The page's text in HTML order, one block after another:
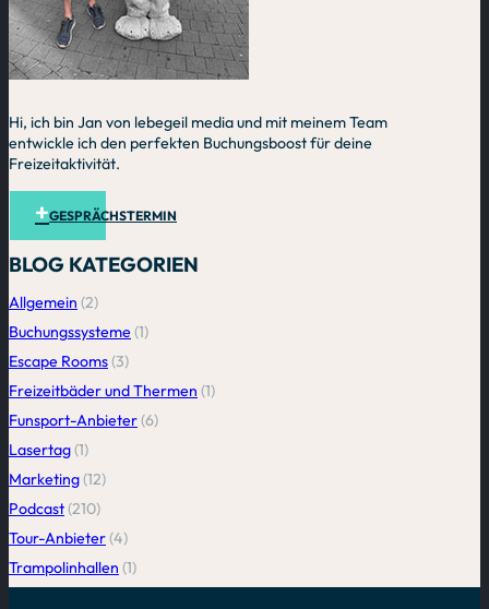
Hi, ich bin Jan von lebegeil media und mit meinem Team
entwickle ich den perfekten Buchungsboost für deine
Freizeitaktivität.
GESPRÄCHSTERMIN
BLOG KATEGORIEN
Allgemein (2)
Buchungssysteme(1)
Escape Rooms(3)
Freizeitbäder und Thermen (1)
Funsport-Anbieter(6)
Lasertag(1)
Marketing(12)
Podcast(210)
Tour-Anbieter(4)
Trampolinhallen (1)